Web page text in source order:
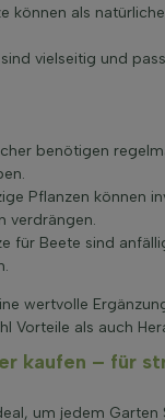
können als
vielseitig und
benötigen
Pflanzen können
verdrängen.
für Beete sind
wertvolle
Vorteile als auch
kaufen – für
um jedem Garten